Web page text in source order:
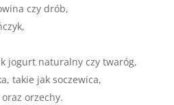
czy drób,
jogurt naturalny czy twaróg,
takie jak soczewica,
orzechy.